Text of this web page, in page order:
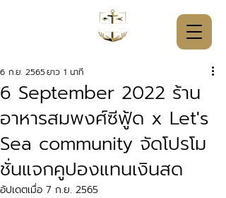
6 September 2022 ร้าน
อาหารสมพงศ์ซีฟู้ด x Let's
Sea community จัดโปรโม
ชั่นแจกคูปองแทนเงินสด
6 ก.ย. 2565ยาว 1 นาที
อัปเดตเมื่อ 7 ก.ย. 2565